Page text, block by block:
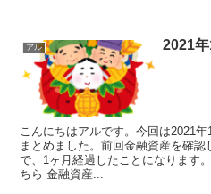
アル 2021
こんにちはアルです。今回は2021
まとめました。前回金融資産を確
で、1ヶ月経過したことになります
ちら 金融資産...